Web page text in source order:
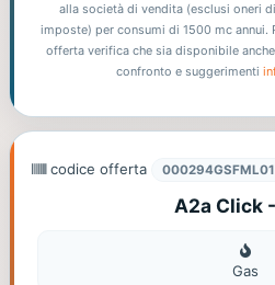
alla società di vendita (esclusi oneri
imposte) per consumi di 1500 mc
offerta verifica che sia disponibile
confronto e suggerimenti
codice offerta
A2a Click
Gas
Gas